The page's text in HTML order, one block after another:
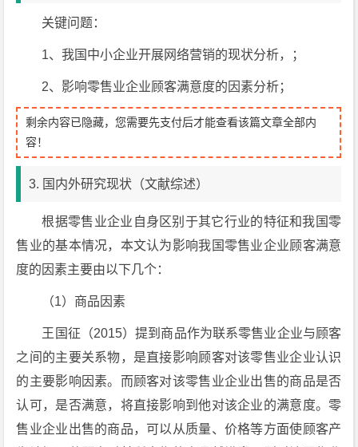
关键问题：
1、我国中小企业开展网络营销的现状分析，；
2、影响零售业企业顾客满意度的因素分析；
剩余内容已隐藏，您需要先支付后才能查看该篇文章全部内
容！
3. 国内外研究现状（文献综述）
根据零售业企业自身区别于其它行业的特征和我国零
售业的基本情况，本文认为影响我国零售业企业顾客满意
度的因素主要由以下几个：
（1）商品因素
王国征（2015）提到商品作为联系零售业企业与顾客
之间的主要关系物，是直接影响顾客对该零售业企业认识
的主要影响因素。而顾客对该零售业企业出售的商品是否
认可，是否满意，将直接影响到他对该企业的满意度。零
售业企业出售的商品，可以从质量、价格等方面使顾客产